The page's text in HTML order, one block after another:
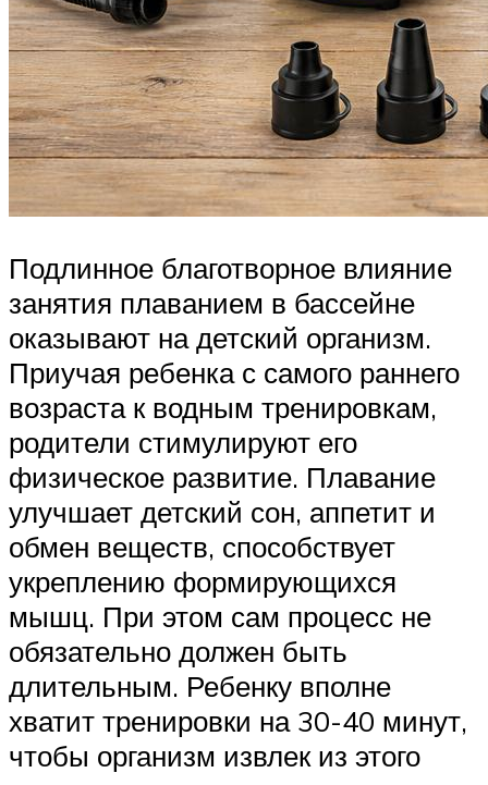
Подлинное благотворное влияние
занятия плаванием в бассейне
оказывают на детский организм.
Приучая ребенка с самого раннего
возраста к водным тренировкам,
родители стимулируют его
физическое развитие. Плавание
улучшает детский сон, аппетит и
обмен веществ, способствует
укреплению формирующихся
мышц. При этом сам процесс не
обязательно должен быть
длительным. Ребенку вполне
хватит тренировки на 30-40 минут,
чтобы организм извлек из этого